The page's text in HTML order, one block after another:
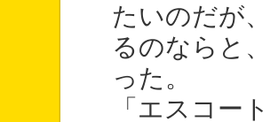
たいのだが
るのならと
った。
「エスコー